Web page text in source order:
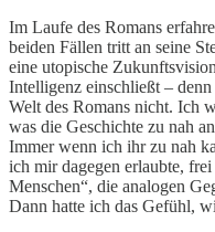
Im Laufe des Romans
beiden Fällen tritt an seine
eine utopische
Intelligenz einschließt –
Welt des Romans nicht. Ich
was die Geschichte zu nah
Immer wenn ich ihr zu nah
ich mir dagegen erlaubte,
Menschen“, die analogen
Dann hatte ich das Gefühl,